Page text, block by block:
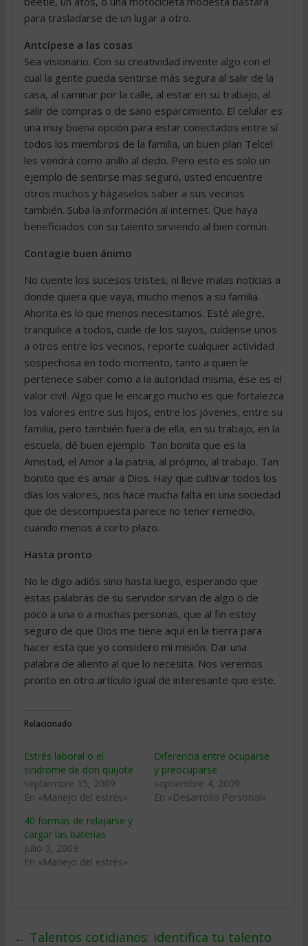
para trasladarse de un lugar a otro.
Antcípese a las cosas
Sea visionario. Con su creatividad invente algo con el
cual la gente pueda sentirse más segura al salir de la
casa, al caminar por la calle, al estar en su trabajo, al
salir de compras o de sano esparcimiento. El celular es
una muy buena opción para estar conectados entre sí
todos los miembros de la familia, un buen plan Telcel
les vendrá como anillo al dedo. Pero esto es solo un
ejemplo de sentirse mas seguro, usted encuentre
otros muchos y hágaselos saber a sus vecinos
también. Suba la información al internet. Que haya
beneficiados con su talento sirviendo al bien común.
Contagie buen ánimo
No cuente los sucesos tristes, ni lleve malas noticias a
donde quiera que vaya, mucho menos a su familia.
Ahorita es lo que menos necesitamos. Esté alegre,
tranquilice a todos, cuide de los suyos, cuídense unos
a otros entre los vecinos, reporte cualquier actividad
sospechosa en todo momento, tanto a quien le
pertenece saber como a la autoridad misma, ése es el
valor civil. Algo que le encargo mucho es que fortalezca
los valores entre sus hijos, entre los jóvenes, entre su
familia, pero también fuera de ella, en su trabajo, en la
escuela, dé buen ejemplo. Tan bonita que es la
Amistad, el Amor a la patria, al prójimo, al trabajo. Tan
bonito que es amar a Dios. Hay que cultivar todos los
días los valores, nos hace mucha falta en una sociedad
que de descompuesta parece no tener remedio,
cuando menos a corto plazo.
Hasta pronto
No le digo adiós sino hasta luego, esperando que
estas palabras de su servidor sirvan de algo o de
poco a una o a muchas personas, que al fin estoy
seguro de que Dios me tiene aquí en la tierra para
hacer esta que yo considero mi misión. Dar una
palabra de aliento al que lo necesita. Nos veremos
pronto en otro artículo igual de interesante que este.
Relacionado
Estrés laboral o el
sindrome de don quijote
septiembre 15, 2009
En «Manejo del estrés»
Diferencia entre ocuparse
y preocuparse
septiembre 4, 2009
En «Desarrollo Personal»
40 formas de relajarse y
cargar las baterias
julio 3, 2009
En «Manejo del estrés»
← Talentos cotidianos: identifica tu talento